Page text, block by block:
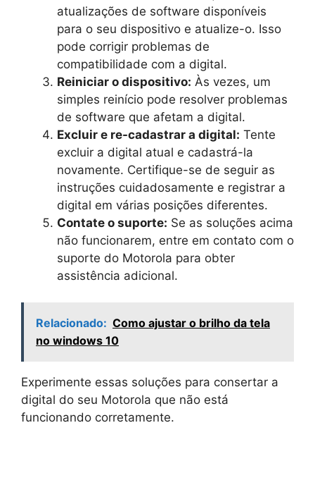
atualizações de software disponíveis
para o seu dispositivo e atualize-o. Isso
pode corrigir problemas de
compatibilidade com a digital.
Reiniciar o dispositivo: Às vezes, um
simples reinício pode resolver problemas
de software que afetam a digital.
Excluir e re-cadastrar a digital: Tente
excluir a digital atual e cadastrá-la
novamente. Certifique-se de seguir as
instruções cuidadosamente e registrar a
digital em várias posições diferentes.
Contate o suporte: Se as soluções acima
não funcionarem, entre em contato com o
suporte do Motorola para obter
assistência adicional.
Relacionado: Como ajustar o brilho da tela
no windows 10
Experimente essas soluções para consertar a
digital do seu Motorola que não está
funcionando corretamente.